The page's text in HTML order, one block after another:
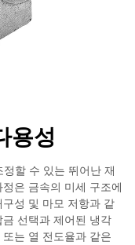
용성
할 수 있는 뛰어난 재
은 금속의 미세 구조에
성 및 마모 저항과 같
선택과 제어된 냉각
는 열 전도율과 같은